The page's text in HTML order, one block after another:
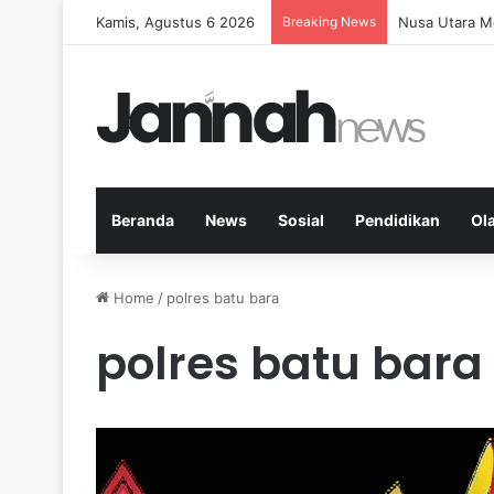
Kamis, Agustus 6 2026 Breaking News Memperkuat
Beranda News Sosial Pendidikan
Home / polres batu bara
polres batu bara